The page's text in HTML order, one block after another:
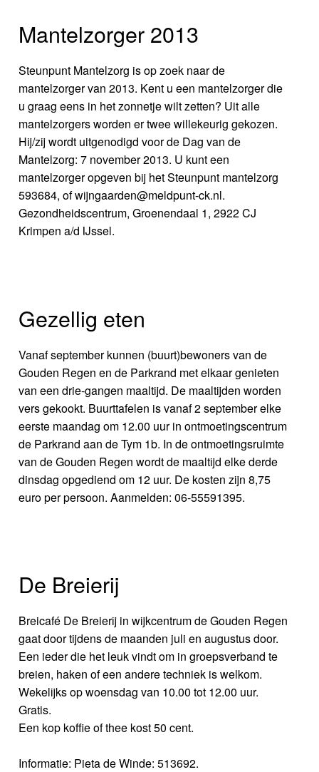
Mantelzorger 2013
Steunpunt Mantelzorg is op zoek naar de
mantelzorger van 2013. Kent u een mantelzorger die
u graag eens in het zonnetje wilt zetten? Uit alle
mantelzorgers worden er twee willekeurig gekozen.
Hij/zij wordt uitgenodigd voor de Dag van de
Mantelzorg: 7 november 2013. U kunt een
mantelzorger opgeven bij het Steunpunt mantelzorg
593684, of wijngaarden@meldpunt-ck.nl.
Gezondheidscentrum, Groenendaal 1, 2922 CJ
Krimpen a/d IJssel.
Gezellig eten
Vanaf september kunnen (buurt)bewoners van de
Gouden Regen en de Parkrand met elkaar genieten
van een drie-gangen maaltijd. De maaltijden worden
vers gekookt. Buurttafelen is vanaf 2 september elke
eerste maandag om 12.00 uur in ontmoetingscentrum
de Parkrand aan de Tym 1b. In de ontmoetingsruimte
van de Gouden Regen wordt de maaltijd elke derde
dinsdag opgediend om 12 uur. De kosten zijn 8,75
euro per persoon. Aanmelden: 06-55591395.
De Breierij
Breicafé De Breierij in wijkcentrum de Gouden Regen
gaat door tijdens de maanden juli en augustus door.
Een ieder die het leuk vindt om in groepsverband te
breien, haken of een andere techniek is welkom.
Wekelijks op woensdag van 10.00 tot 12.00 uur.
Gratis.
Een kop koffie of thee kost 50 cent.
Informatie: Pieta de Winde: 513692.